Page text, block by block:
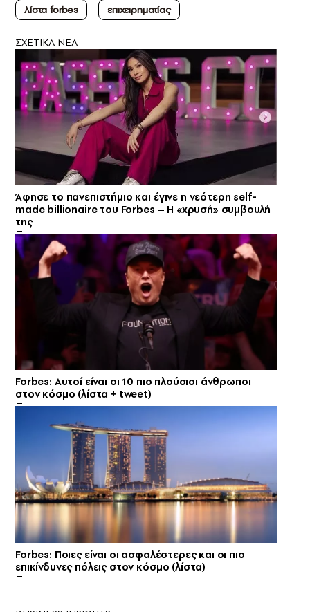
λίστα forbes
επιχειρηματίας
ΣXETIKA NEA
Άφησε το πανεπιστήμιο και έγινε η νεότερη self-
made billionaire του Forbes – Η «χρυσή» συμβουλή
της
Forbes: Αυτοί είναι οι 10 πιο πλούσιοι άνθρωποι
στον κόσμο (λίστα + tweet)
Forbes: Ποιες είναι οι ασφαλέστερες και οι πιο
επικίνδυνες πόλεις στον κόσμο (λίστα)